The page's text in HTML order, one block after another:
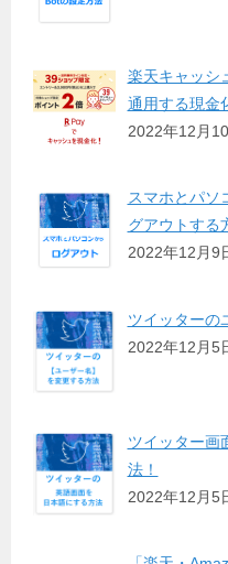
楽天キャッシ
通用する現金
2022年12月
スマホとパソ
グアウトする
2022年12月9
ツイッターの
2022年12月5
ツイッター画
法！
2022年12月5